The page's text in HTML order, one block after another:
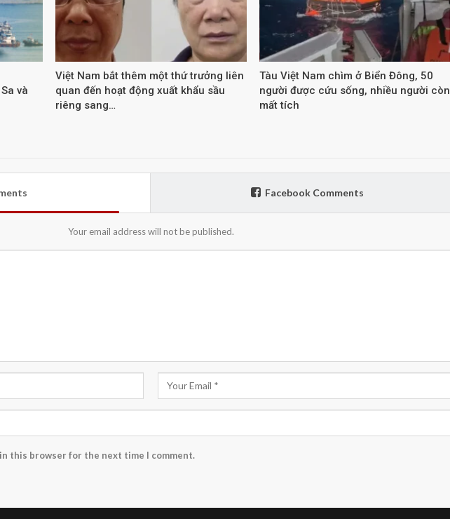
và
Việt Nam bắt thêm một thứ trưởng liên
quan đến hoạt động xuất khẩu sầu
riêng sang…
Tàu Việt Nam chìm ở Biển Đông, 50
người được cứu sống, nhiều người còn
mất tích
Facebook Comments
Your email address will not be published.
in this browser for the next time I comment.